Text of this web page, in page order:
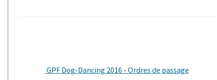
GPF Dog-Dancing 2016 - Ordres de passage